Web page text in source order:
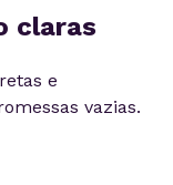
claras
e
vazias.